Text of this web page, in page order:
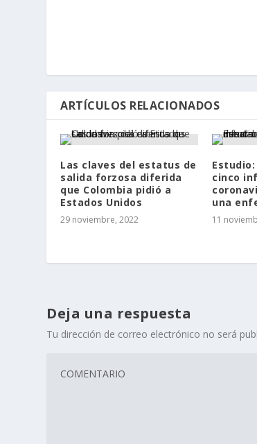
ARTÍCULOS RELACIONADOS
Las claves del estatus de
salida forzosa diferida
que Colombia pidió a
Estados Unidos
29 noviembre, 2022
cinco
una
11
Deja una respuesta
Tu dirección de correo electrónico no será